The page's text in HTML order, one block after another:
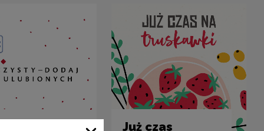
Już czas